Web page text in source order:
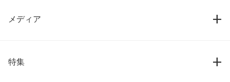
メディア
特集